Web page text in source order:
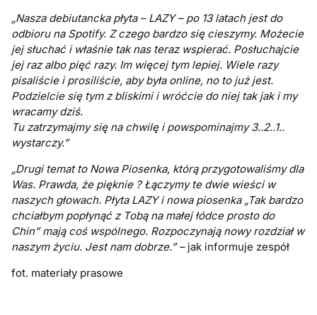
„Nasza debiutancka płyta – LAZY – po 13 latach jest do
odbioru na Spotify. Z czego bardzo się cieszymy. Możecie
jej słuchać i właśnie tak nas teraz wspierać. Posłuchajcie
jej raz albo pięć razy. Im więcej tym lepiej. Wiele razy
pisaliście i prosiliście, aby była online, no to już jest.
Podzielcie się tym z bliskimi i wróćcie do niej tak jak i my
wracamy dziś.
Tu zatrzymajmy się na chwilę i powspominajmy 3..2..1..
wystarczy.”
„Drugi temat to Nowa Piosenka, którą przygotowaliśmy dla
Was. Prawda, że pięknie ? Łączymy te dwie wieści w
naszych głowach. Płyta LAZY i nowa piosenka „Tak bardzo
chciałbym popłynąć z Tobą na małej łódce prosto do
Chin” mają coś wspólnego. Rozpoczynają nowy rozdział w
naszym życiu. Jest nam dobrze.” – jak informuje zespół
fot. materiały prasowe